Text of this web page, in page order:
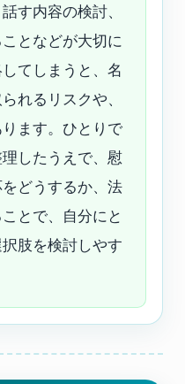
す内容の検討、
となどが大切に
てしまうと、名
れるリスクや、
ます。ひとりで
したうえで、慰
どうするか、法
とで、自分にと
肢を検討しやす